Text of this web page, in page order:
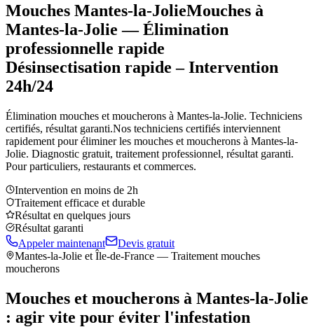
Mouches Mantes-la-JolieMouches à
Mantes-la-Jolie — Élimination
professionnelle rapide
Désinsectisation rapide – Intervention
24h/24
Élimination mouches et moucherons à Mantes-la-Jolie. Techniciens
certifiés, résultat garanti.Nos techniciens certifiés interviennent
rapidement pour éliminer les mouches et moucherons à Mantes-la-
Jolie. Diagnostic gratuit, traitement professionnel, résultat garanti.
Pour particuliers, restaurants et commerces.
Intervention en moins de 2h
Traitement efficace et durable
Résultat en quelques jours
Résultat garanti
Appeler maintenant
Devis gratuit
Mantes-la-Jolie et Île-de-France — Traitement mouches
moucherons
Mouches et moucherons à Mantes-la-Jolie
: agir vite pour éviter l'infestation